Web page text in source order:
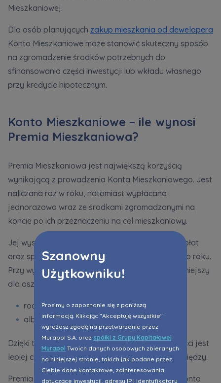
Szanowny
Użytkowniku!
Prosimy o zapoznanie się z poniższą
informacją. Klikając "Akceptuję wszystkie"
wyrażasz zgodę na przetwarzanie przez
Murapol S.A. oraz spółki z Grupy Kapitałowej
Murapol Twoich danych osobowych zbieranych
na niniejszej stronie, takich jak podane przez
Ciebie dane kontaktowe, zainteresowania
dotyczące inwestycji, adresy IP i identyfikatory
Mieszkaniowej.
Dla osób planujących zakup mieszkania od dewelopera
Konto Mieszkaniowe może stanowić skuteczny sposób
na zgromadzenie środków potrzebnych do
sfinansowania części inwestycji lub wkładu własnego
przy kredycie hipotecznym.
Konto Mieszkaniowe – ile wynosi
Premia Mieszkaniowa?
Premia Mieszkaniowa jest największą korzyścią
wynikającą z prowadzenia Konta Mieszkaniowego. Jest
naliczana raz w roku, natomiast wypłacana
jednorazowo wraz ze środkami zgromadzonymi na
koncie po ich przeznaczeniu na cel mieszkaniowy.
Jej wysokość zależy od wartości dokonanych wpłat
oraz specjalnego wskaźnika ustalanego każdego roku.
Przy wyliczaniu premii uwzględniany jest korzystniejszy
dla oszczędzającego wskaźnik:
roczna inflacja,
albo wzrost średnich cen 1 m² mieszkań.
Dzięki temu wartość zgromadzonych oszczędności jest
lepiej chroniona przed utratą siły nabywczej pieniędzy.
Premia przysługuje osobom, które prowadziły Konto